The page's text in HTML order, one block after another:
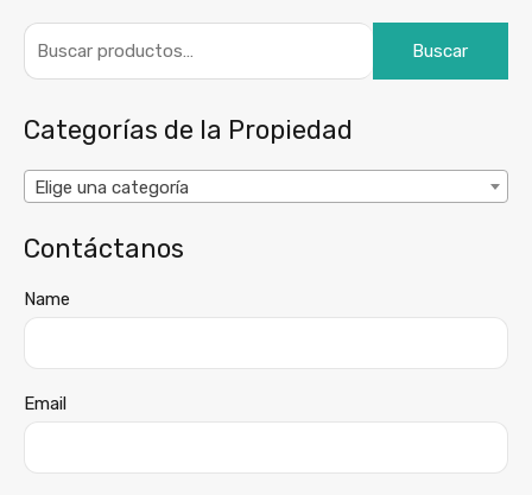
Buscar
Categorías de la Propiedad
Elige una categoría
Contáctanos
Name
Email